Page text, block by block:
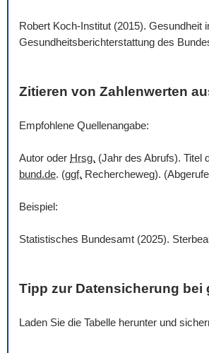
Robert Koch-Institut (2015). Gesundheit
Gesundheitsberichterstattung des
Zitieren von Zahlenwerten
Empfohlene Quellenangabe:
Autor oder Hrsg. (Jahr des Abrufs). Titel
bund.de. (ggf. Rechercheweg).
Beispiel:
Statistisches Bundesamt (2025).
Tipp zur Datensicherung bei
Laden Sie die Tabelle herunter und